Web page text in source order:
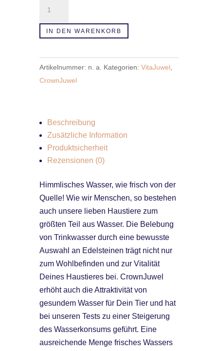
Menge
IN DEN WARENKORB
Artikelnummer: n. a. Kategorien: VitaJuwel,
CrownJuwel
Beschreibung
Zusätzliche Information
Produktsicherheit
Rezensionen (0)
Himmlisches Wasser, wie frisch von der
Quelle! Wie wir Menschen, so bestehen
auch unsere lieben Haustiere zum
größten Teil aus Wasser. Die Belebung
von Trinkwasser durch eine bewusste
Auswahl an Edelsteinen trägt nicht nur
zum Wohlbefinden und zur Vitalität
Deines Haustieres bei. CrownJuwel
erhöht auch die Attraktivität von
gesundem Wasser für Dein Tier und hat
bei unseren Tests zu einer Steigerung
des Wasserkonsums geführt. Eine
ausreichende Menge frisches Wassers